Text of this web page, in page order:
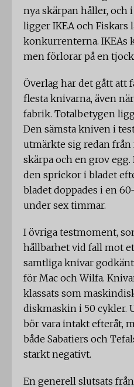
nya skärpan håller, och
ligger IKEA och Fiskars
konkurrenterna. IKEAs
men förlorar på en
Överlag har det gått att
flesta knivarna, även
fabrik. Totalbetygen
Den sämsta kniven i
utmärkte sig redan
skärpa och en grov
den sprickor i bladet
bladet doppades i en
under sex timmar.
I övriga testmoment,
hållbarhet vid fall mot
samtliga knivar
för Mac och Wilfa.
klassats som
diskmaskin i 50 cykler.
bör vara intakt efteråt,
både Sabatiers och
starkt negativt.
En generell slutsats